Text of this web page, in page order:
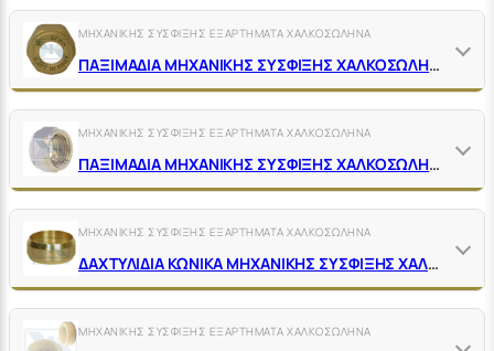
ΜΗΧΑΝΙΚΗΣ ΣΥΣΦΙΞΗΣ ΕΞΑΡΤΗΜΑΤΑ ΧΑΛΚΟΣΩΛΗΝΑ
ΠΑΞΙΜΑΔΙΑ ΜΗΧΑΝΙΚΗΣ ΣΥΣΦΙΞΗΣ ΧΑΛΚΟΣΩΛΗΝΑ ΟΡΕΙΧΑΛΚΙΝΑ ΚΙΤΡΙΝΑ
ΜΗΧΑΝΙΚΗΣ ΣΥΣΦΙΞΗΣ ΕΞΑΡΤΗΜΑΤΑ ΧΑΛΚΟΣΩΛΗΝΑ
ΠΑΞΙΜΑΔΙΑ ΜΗΧΑΝΙΚΗΣ ΣΥΣΦΙΞΗΣ ΧΑΛΚΟΣΩΛΗΝΑ ΟΡΕΙΧΑΛΚΙΝΑ ΝΙΚΕΛ
ΜΗΧΑΝΙΚΗΣ ΣΥΣΦΙΞΗΣ ΕΞΑΡΤΗΜΑΤΑ ΧΑΛΚΟΣΩΛΗΝΑ
ΔΑΧΤΥΛΙΔΙΑ ΚΩΝΙΚΑ ΜΗΧΑΝΙΚΗΣ ΣΥΣΦΙΞΗΣ ΧΑΛΚΟΣΩΛΗΝΑ ΟΡΕΙΧΑΛΚΙΝΑ
ΜΗΧΑΝΙΚΗΣ ΣΥΣΦΙΞΗΣ ΕΞΑΡΤΗΜΑΤΑ ΧΑΛΚΟΣΩΛΗΝΑ